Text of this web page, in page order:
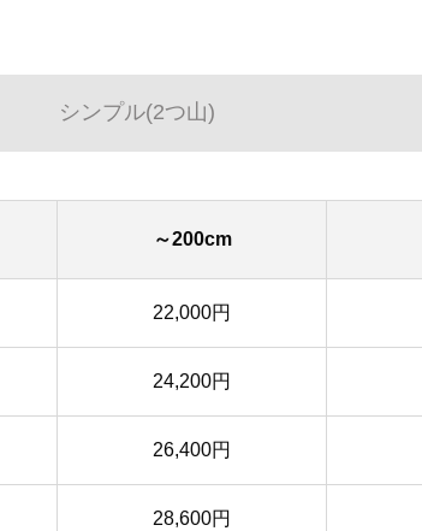
シンプル(2つ山)
～200cm
22,000円
24,200円
26,400円
28,600円